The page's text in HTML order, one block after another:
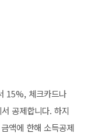
15%, 체크카드나
공제합니다. 하지
액에 한해 소득공제